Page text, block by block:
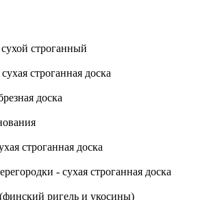
строганный
строганная доска
доска
строганная доска
- сухая строганная доска
ригель и укосины)